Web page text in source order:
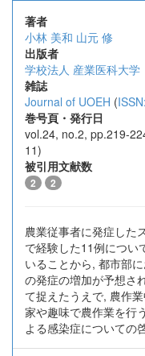
著者
小林 美和 山元 修
出版者
学校法人 産業医科大学
雑誌
Journal of UOEH (
巻号頁・発行日
vol.24, no.2, pp.219-
11)
被引用文献数
2 2
農業従事者に発症した
で経験した11例につい
いることから, 都市部
の発症の増加が予想さ
て捉えたうえで, 農作
家や趣味で農作業を行
よる感染症についての